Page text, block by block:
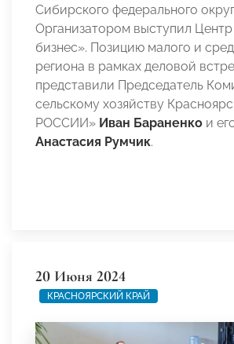
Сибирского федерального
Организатором выступил
бизнес». Позицию малого и
региона в рамках деловой
представили Председатель
сельскому хозяйству
РОССИИ» Иван Бараненко и
Анастасия Румчик.
20 Июня 2024
КРАСНОЯРСКИЙ КРАЙ